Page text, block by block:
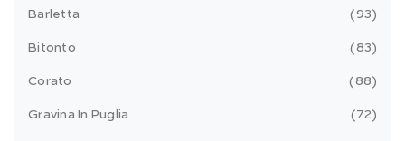
Barletta 93
Bitonto 83
Corato 88
Gravina In Puglia 72